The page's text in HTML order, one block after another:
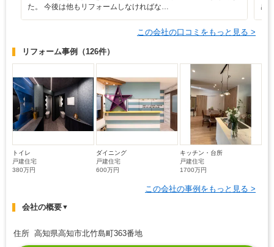
た。 今後は他もリフォームしなければな…
感
この会社の口コミをもっと見る >
リフォーム事例 （126件）
トイレ
戸建住宅
380万円
ダイニング
戸建住宅
600万円
キッチン・台所
戸建住宅
1700万円
この会社の事例をもっと見る >
会社の概要▼
住所 高知県高知市北竹島町363番地